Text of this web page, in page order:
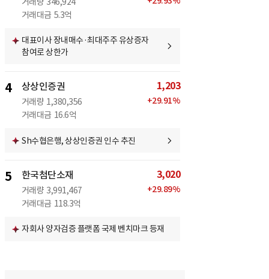
거래대금 5.3억
대표이사 장내매수·최대주주 유상증자
참여로 상한가
4 상상인증권
거래량 1,380,356
거래대금 16.6억
1,203
+29.91%
Sh수협은행, 상상인증권 인수 추진
5 한국첨단소재
거래량 3,991,467
거래대금 118.3억
3,020
+29.89%
자회사 양자검증 플랫폼 국제 벤치마크 등재